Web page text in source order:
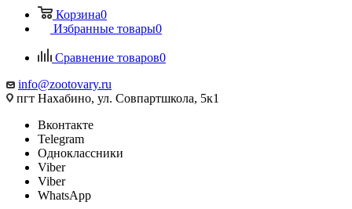
Корзина0
Избранные товары0
Сравнение товаров0
info@zootovary.ru
пгт Нахабино, ул. Совпартшкола, 5к1
Вконтакте
Telegram
Одноклассники
Viber
Viber
WhatsApp